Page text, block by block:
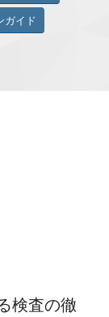
ガイド
検査の徹